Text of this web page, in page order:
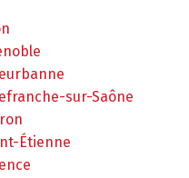
sur-Saône
Étienne